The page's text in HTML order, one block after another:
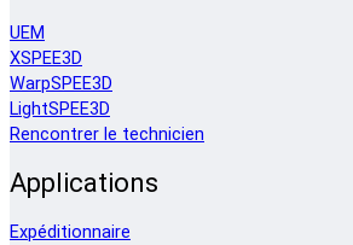
UEM
XSPEE3D
WarpSPEE3D
LightSPEE3D
Rencontrer le technicien
Applications
Expéditionnaire